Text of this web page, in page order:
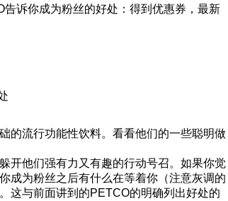
诉你成为粉丝的好处：得到优惠券，最新
的流行功能性饮料。看看他们的一些聪明做
开他们强有力又有趣的行动号召。如果你觉
成为粉丝之后有什么在等着你（注意灰调的
这与前面讲到的PETCO的明确列出好处的